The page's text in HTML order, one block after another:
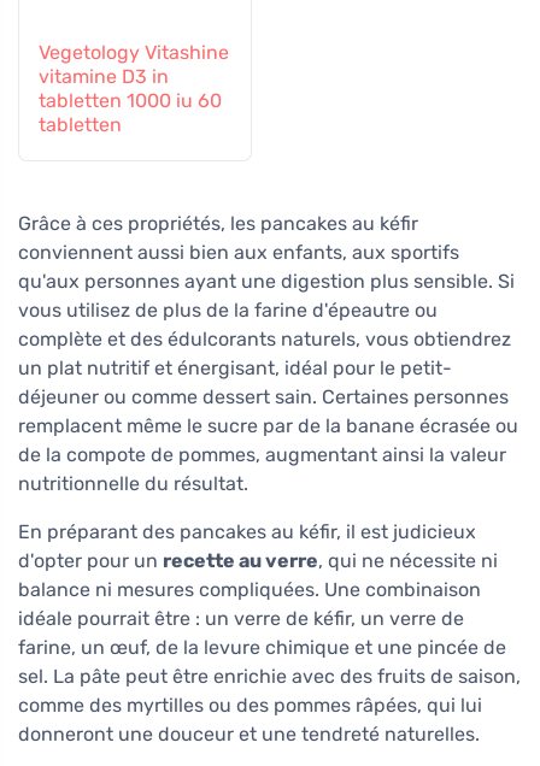
Vegetology Vitashine
vitamine D3 in
tabletten 1000 iu 60
tabletten
Grâce à ces propriétés, les pancakes au kéfir
conviennent aussi bien aux enfants, aux sportifs
qu'aux personnes ayant une digestion plus sensible. Si
vous utilisez de plus de la farine d'épeautre ou
complète et des édulcorants naturels, vous obtiendrez
un plat nutritif et énergisant, idéal pour le petit-
déjeuner ou comme dessert sain. Certaines personnes
remplacent même le sucre par de la banane écrasée ou
de la compote de pommes, augmentant ainsi la valeur
nutritionnelle du résultat.
En préparant des pancakes au kéfir, il est judicieux
d'opter pour un recette au verre, qui ne nécessite ni
balance ni mesures compliquées. Une combinaison
idéale pourrait être : un verre de kéfir, un verre de
farine, un œuf, de la levure chimique et une pincée de
sel. La pâte peut être enrichie avec des fruits de saison,
comme des myrtilles ou des pommes râpées, qui lui
donneront une douceur et une tendreté naturelles.